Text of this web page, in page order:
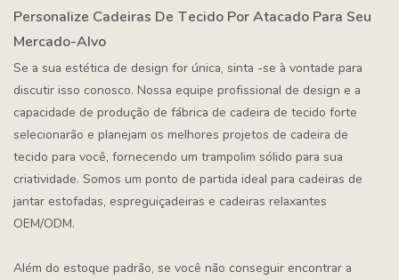
Personalize Cadeiras De Tecido Por Atacado Para Seu
Mercado-Alvo
Se a sua estética de design for única, sinta -se à vontade para
discutir isso conosco. Nossa equipe profissional de design e a
capacidade de produção de fábrica de cadeira de tecido forte
selecionarão e planejam os melhores projetos de cadeira de
tecido para você, fornecendo um trampolim sólido para sua
criatividade. Somos um ponto de partida ideal para cadeiras de
jantar estofadas, espreguiçadeiras e cadeiras relaxantes
OEM/ODM.
Além do estoque padrão, se você não conseguir encontrar a